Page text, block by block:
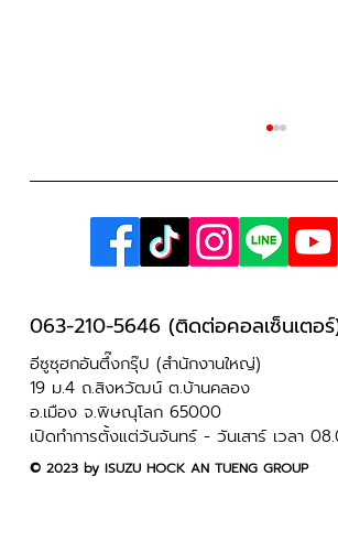
Hi-Lander 2 Door 1.9 Ddi
พิกุล แก้วใจ เจ้าของสวนผลไม้
เล่มเดียวออกรถได้สบาย ๆ
​© 2023 by ISUZU HOCK AN TUENG GROUP
063-210-5646 (ติดต่อคอลเซ็นเตอ
อีซูซุฮกอันตึ๊งกรุ๊ป (สำนักงานใหญ่)
19 ม.4 ถ.สิงหวัฒน์ ต.บ้านคลอง
อ.เมือง จ.พิษณุโลก 65000
เปิดทำการตั้งแต่วันจันทร์ - วันเสาร์ เวลา